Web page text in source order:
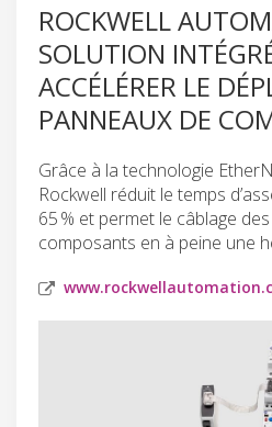
ROCKWELL
SOLUTION
ACCÉLÉRER LE
PANNEAUX DE
Grâce à la technologie
Rockwell réduit le temps
65 % et permet le câblage
composants en à peine une